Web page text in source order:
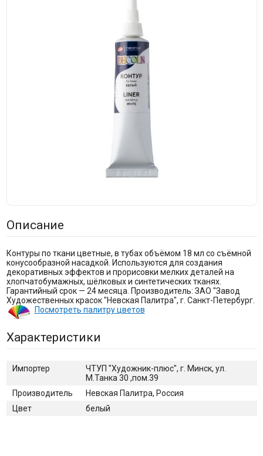
Описание
Контуры по ткани цветные, в тубах объёмом 18 мл со съёмной
конусообразной насадкой. Используются для создания
декоративных эффектов и прорисовки мелких деталей на
хлопчатобумажных, шёлковых и синтетических тканях.
Гарантийный срок — 24 месяца. Производитель: ЗАО "Завод
Художественных красок "Невская Палитра", г. Санкт-Петербург.
Посмотреть палитру цветов
Характеристики
Импортер
ЧТУП "Художник-плюс", г. Минск, ул.
М.Танка 30 ,пом.39
Производитель
Невская Палитра, Россия
Цвет
белый